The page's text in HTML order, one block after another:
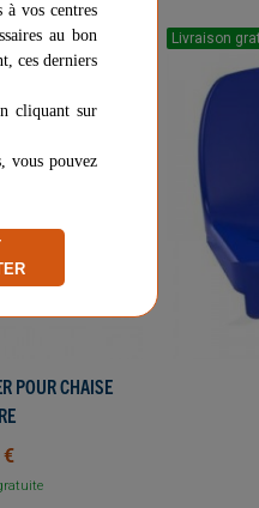
PANIER
POUR CHAISE
€
Livraison
à vos centres
au bon
ces derniers
cliquant sur
vous pouvez